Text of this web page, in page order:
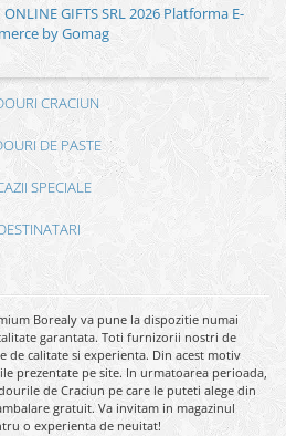
GIFTS SRL 2026 Platforma E-
by Gomag
CRACIUN
DE PASTE
SPECIALE
Borealy va pune la dispozitie numai
garantata. Toti furnizorii nostri de
de calitate si experienta. Din acest motiv
prezentate pe site. In urmatoarea perioada,
de Craciun pe care le puteti alege din
gratuit. Va invitam in magazinul
o experienta de neuitat!